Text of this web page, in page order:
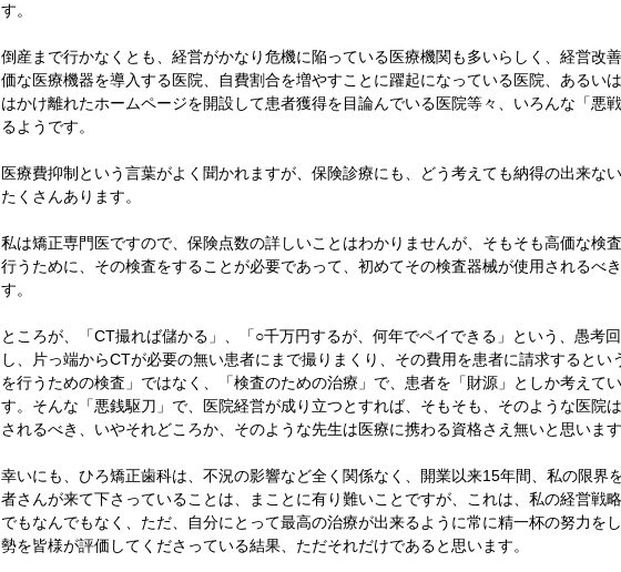
す。
倒産まで行かなくとも、経営がかなり危機に陥っている医療機関も多いらしく、経営改
価な医療機器を導入する医院、自費割合を増やすことに躍起になっている医院、あるい
はかけ離れたホームページを開設して患者獲得を目論んでいる医院等々、いろんな「悪
るようです。
医療費抑制という言葉がよく聞かれますが、保険診療にも、どう考えても納得の出来な
たくさんあります。
私は矯正専門医ですので、保険点数の詳しいことはわかりませんが、そもそも高価な検
行うために、その検査をすることが必要であって、初めてその検査器械が使用されるべ
す。
ところが、「CT撮れば儲かる」、「○千万円するが、何年でペイできる」という、愚考
し、片っ端からCTが必要の無い患者にまで撮りまくり、その費用を患者に請求するとい
を行うための検査」ではなく、「検査のための治療」で、患者を「財源」としか考えて
す。そんな「悪銭駆刀」で、医院経営が成り立つとすれば、そもそも、そのような医院
されるべき、いやそれどころか、そのような先生は医療に携わる資格さえ無いと思います
幸いにも、ひろ矯正歯科は、不況の影響など全く関係なく、開業以来15年間、私の限界
者さんが来て下さっていることは、まことに有り難いことですが、これは、私の経営戦
でもなんでもなく、ただ、自分にとって最高の治療が出来るように常に精一杯の努力を
勢を皆様が評価してくださっている結果、ただそれだけであると思います。